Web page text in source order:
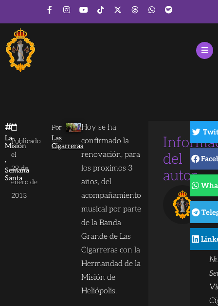
La
Misión
,
Semana
Santa
Publicado
el
29 de
enero de
2013
Por
Las
Cigarreras
Hoy se ha
confirmado la
renovación, para
los proximos 3
años, del
acompañamiento
musical por parte
de la Banda
Grande de Las
Cigarreras con la
Hermandad de la
Misión de
Heliópolis.
del
autor